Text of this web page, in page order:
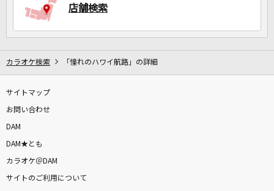
カラオケをもっと楽しもう！
店舗検索
カラオケ検索 「憧れのハワイ航路」の詳細
サイトマップ
お問い合わせ
DAM
DAM★とも
カラオケ＠DAM
サイトのご利用について